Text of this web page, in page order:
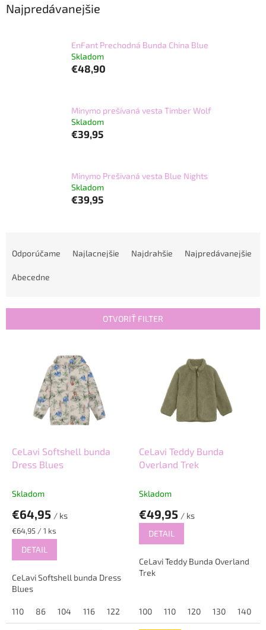
Najpredávanejšie
EnFant Prechodná Bunda China Blue
Skladom
€48,90
Minymo prešívaná vesta Timber Wolf
Skladom
€39,95
Minymo Prešivaná vesta Blue Nights
Skladom
€39,95
p
Odporúčame Najlacnejšie Najdrahšie Najpredávanejšie
Abecedne
OTVORIŤ FILTER
CeLavi Softshell bunda
Dress Blues
Skladom
€64,95 / ks
Jednotková
cena:
€64,95 / 1 ks
DETAIL
CeLavi Softshell bunda Dress
Blues
110 86 104 116 122 128
CeLavi Teddy Bunda
Overland Trek
Skladom
€49,95 / ks
DETAIL
CeLavi Teddy Bunda Overland
Trek
100 110 120 130 140